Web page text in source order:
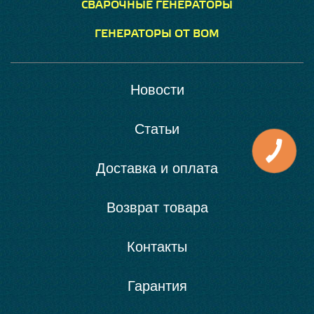
СВАРОЧНЫЕ ГЕНЕРАТОРЫ
ГЕНЕРАТОРЫ ОТ ВОМ
Новости
Статьи
Доставка и оплата
Возврат товара
Контакты
Гарантия